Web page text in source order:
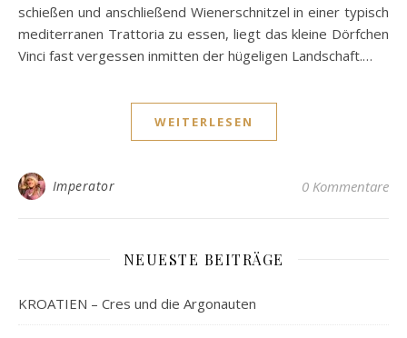
schießen und anschließend Wienerschnitzel in einer typisch
mediterranen Trattoria zu essen, liegt das kleine Dörfchen
Vinci fast vergessen inmitten der hügeligen Landschaft.…
WEITERLESEN
Imperator 0 Kommentare
NEUESTE BEITRÄGE
KROATIEN – Cres und die Argonauten